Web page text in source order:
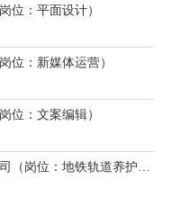
位：平面设计）
位：新媒体运营）
位：文案编辑）
招聘信息：江苏航旭信息科技有限公司（岗位：地铁轨道养护、轨道...